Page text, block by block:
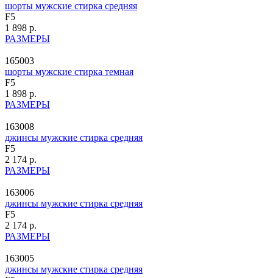
шорты мужские стирка средняя
F5
1 898 р.
РАЗМЕРЫ
165003
шорты мужские стирка темная
F5
1 898 р.
РАЗМЕРЫ
163008
джинсы мужские стирка средняя
F5
2 174 р.
РАЗМЕРЫ
163006
джинсы мужские стирка средняя
F5
2 174 р.
РАЗМЕРЫ
163005
джинсы мужские стирка средняя